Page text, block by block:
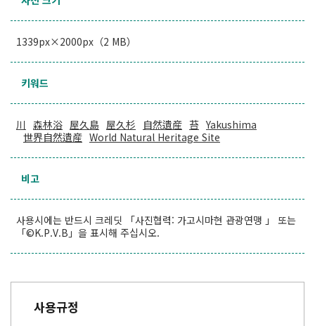
1339px×2000px（2 MB）
키워드
川 森林浴 屋久島 屋久杉 自然遺産 苔 Yakushima
世界自然遺産 World Natural Heritage Site
비고
사용시에는 반드시 크레딧 「사진협력: 가고시마현 관광연맹 」 또는
「©K.P.V.B」을 표시해 주십시오.
사용규정